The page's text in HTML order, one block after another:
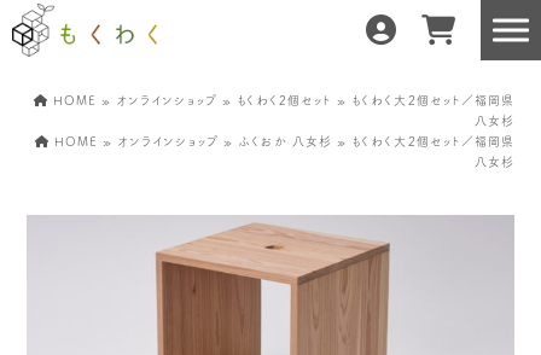
どんな暮らしにもフィット 森と暮らしを環る
運営会社紹介／もくわくへの想い
HOME » オンラインショップ » もくわく2個セット » もくわく大２個セット／福岡県
八女杉
HOME » オンラインショップ » ふくおか 八女杉 » もくわく大２個セット／福岡県
八女杉